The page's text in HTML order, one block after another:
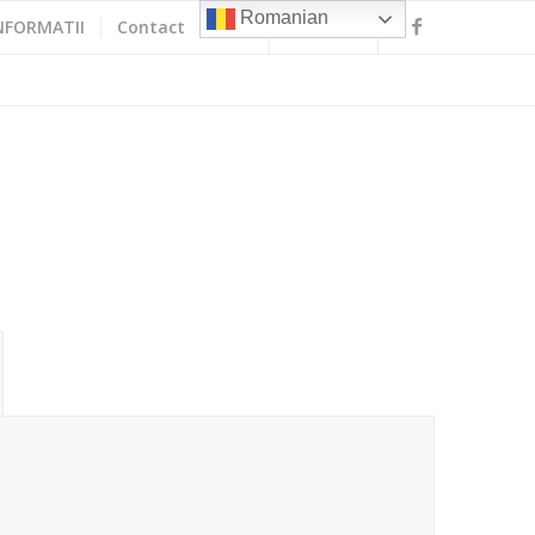
Contact Romanian